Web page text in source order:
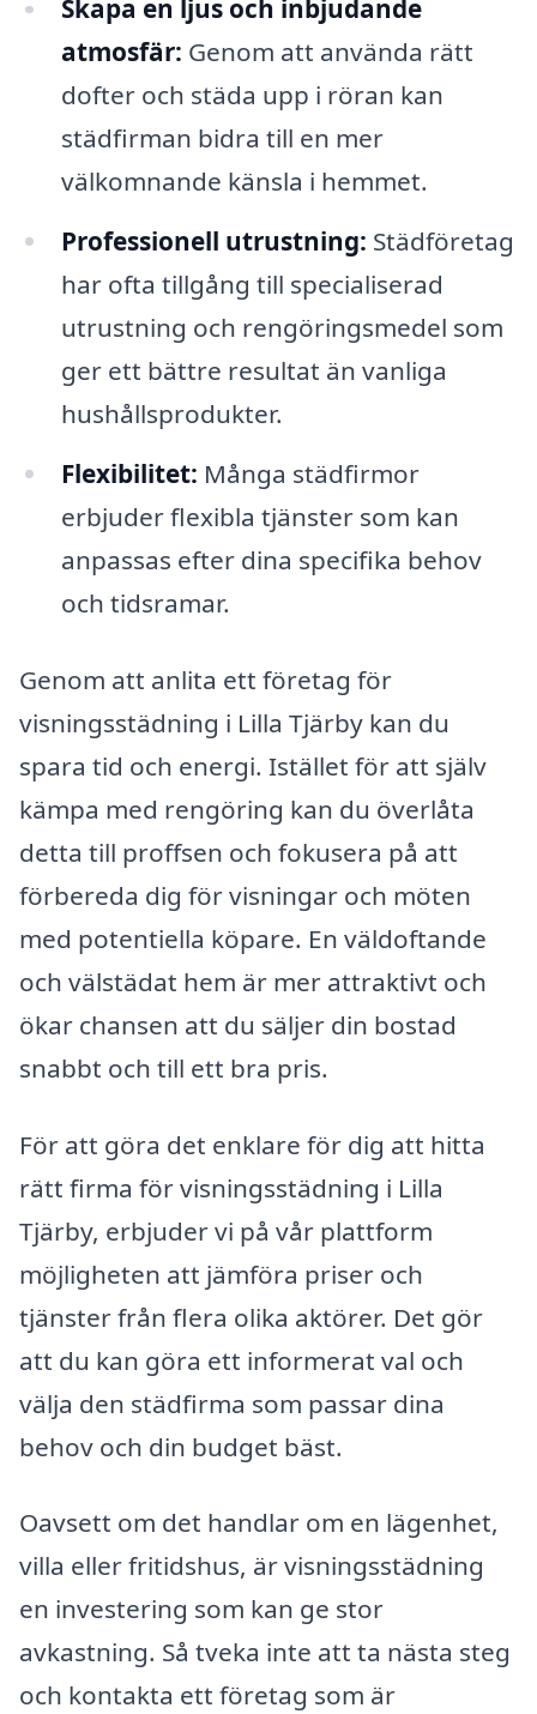
Skapa en ljus och inbjudande
atmosfär: Genom att använda rätt
dofter och städa upp i röran kan
städfirman bidra till en mer
välkomnande känsla i hemmet.
Professionell utrustning: Städföretag
har ofta tillgång till specialiserad
utrustning och rengöringsmedel som
ger ett bättre resultat än vanliga
hushållsprodukter.
Flexibilitet: Många städfirmor
erbjuder flexibla tjänster som kan
anpassas efter dina specifika behov
och tidsramar.
Genom att anlita ett företag för
visningsstädning i Lilla Tjärby kan du
spara tid och energi. Istället för att själv
kämpa med rengöring kan du överlåta
detta till proffsen och fokusera på att
förbereda dig för visningar och möten
med potentiella köpare. En väldoftande
och välstädat hem är mer attraktivt och
ökar chansen att du säljer din bostad
snabbt och till ett bra pris.
För att göra det enklare för dig att hitta
rätt firma för visningsstädning i Lilla
Tjärby, erbjuder vi på vår plattform
möjligheten att jämföra priser och
tjänster från flera olika aktörer. Det gör
att du kan göra ett informerat val och
välja den städfirma som passar dina
behov och din budget bäst.
Oavsett om det handlar om en lägenhet,
villa eller fritidshus, är visningsstädning
en investering som kan ge stor
avkastning. Så tveka inte att ta nästa steg
och kontakta ett företag som är